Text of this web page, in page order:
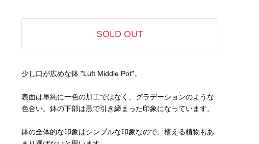
SOLD OUT
少し口が広めな鉢 "Luft Middle Pot"。
表面は単純に一色の加工ではなく、グラデーションのような
色合い。鉢の下部は黒で引き締まった印象になっています。
鉢の全体的な印象はシンプルな印象なので、植える植物もあ